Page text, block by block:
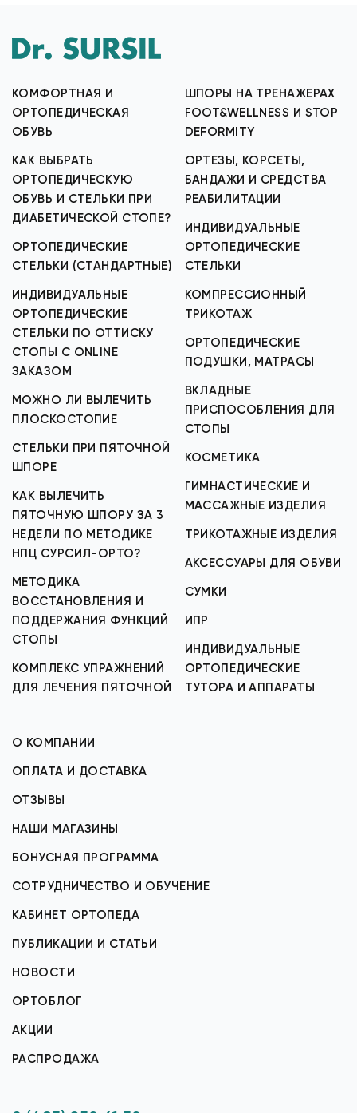
КОМФОРТНАЯ И
ОРТОПЕДИЧЕСКАЯ
ОБУВЬ
КАК ВЫБРАТЬ
ОРТОПЕДИЧЕСКУЮ
ОБУВЬ И СТЕЛЬКИ ПРИ
ДИАБЕТИЧЕСКОЙ СТОПЕ?
ОРТОПЕДИЧЕСКИЕ
СТЕЛЬКИ (СТАНДАРТНЫЕ)
ИНДИВИДУАЛЬНЫЕ
ОРТОПЕДИЧЕСКИЕ
СТЕЛЬКИ ПО ОТТИСКУ
СТОПЫ С ONLINE
ЗАКАЗОМ
МОЖНО ЛИ ВЫЛЕЧИТЬ
ПЛОСКОСТОПИЕ
СТЕЛЬКИ ПРИ ПЯТОЧНОЙ
ШПОРЕ
КАК ВЫЛЕЧИТЬ
ПЯТОЧНУЮ ШПОРУ ЗА 3
НЕДЕЛИ ПО МЕТОДИКЕ
НПЦ СУРСИЛ-ОРТО?
МЕТОДИКА
ВОССТАНОВЛЕНИЯ И
ПОДДЕРЖАНИЯ ФУНКЦИЙ
СТОПЫ
КОМПЛЕКС УПРАЖНЕНИЙ
ДЛЯ ЛЕЧЕНИЯ ПЯТОЧНОЙ
ШПОРЫ НА ТРЕНАЖЕРАХ
FOOT&WELLNESS И STOP
DEFORMITY
ОРТЕЗЫ, КОРСЕТЫ,
БАНДАЖИ И СРЕДСТВА
РЕАБИЛИТАЦИИ
ИНДИВИДУАЛЬНЫЕ
ОРТОПЕДИЧЕСКИЕ
СТЕЛЬКИ
КОМПРЕССИОННЫЙ
ТРИКОТАЖ
ОРТОПЕДИЧЕСКИЕ
ПОДУШКИ, МАТРАСЫ
ВКЛАДНЫЕ
ПРИСПОСОБЛЕНИЯ ДЛЯ
СТОПЫ
КОСМЕТИКА
ГИМНАСТИЧЕСКИЕ И
МАССАЖНЫЕ ИЗДЕЛИЯ
ТРИКОТАЖНЫЕ ИЗДЕЛИЯ
АКСЕССУАРЫ ДЛЯ ОБУВИ
СУМКИ
ИПР
ИНДИВИДУАЛЬНЫЕ
ОРТОПЕДИЧЕСКИЕ
ТУТОРА И АППАРАТЫ
О КОМПАНИИ
ОПЛАТА И ДОСТАВКА
ОТЗЫВЫ
НАШИ МАГАЗИНЫ
БОНУСНАЯ ПРОГРАММА
СОТРУДНИЧЕСТВО И ОБУЧЕНИЕ
КАБИНЕТ ОРТОПЕДА
ПУБЛИКАЦИИ И СТАТЬИ
НОВОСТИ
ОРТОБЛОГ
АКЦИИ
РАСПРОДАЖА